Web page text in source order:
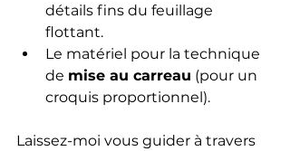
détails fins du feuillage
flottant.
Le matériel pour la technique
de mise au carreau (pour un
croquis proportionnel).
Laissez-moi vous guider à travers